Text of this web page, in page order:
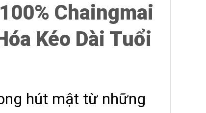
Chaingmai
Kéo Dài Tuổi
hút mật từ những